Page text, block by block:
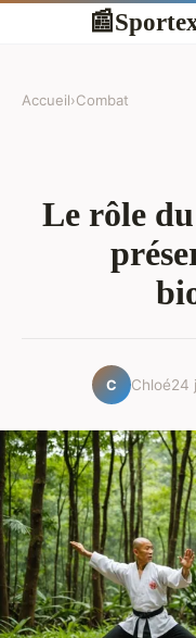
📰
Accueil›Combat
Le rôle
C Chloé24